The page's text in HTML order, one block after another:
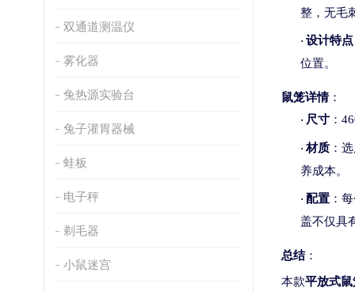
双通道测温仪
雾化器
兔热源实验台
兔子灌胃器械
蛙板
电子秤
剃毛器
小鼠迷宫
整，无毛
· 设计特点
位置。
鼠笼详情 ：
· 尺寸 ：
·材质 ：
养成本。
· 配置 ：
盖不仅具
总结：
本款平放式